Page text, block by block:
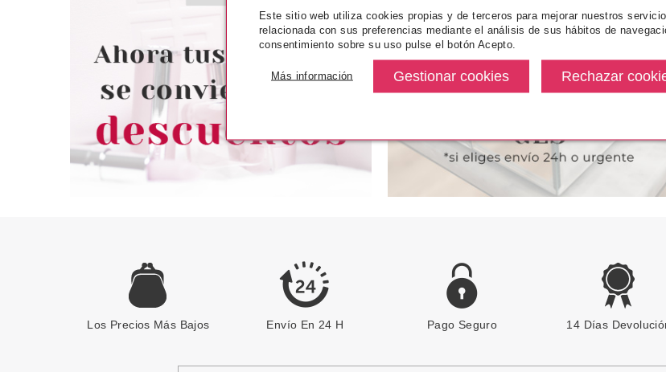
ML
-47% 25.99€
MATIFICANTE CREMA
ALISADORA DE ARRUGAS E
IMPERFECCIONES 50 ML
-46% 34.81€
Los Precios Más Bajos Envío En 24 H Pago Seguro 14 Días
Este sitio web utiliza cookies propias y de terceros para mejorar nuestros
relacionada con sus preferencias mediante el análisis de sus hábitos de
consentimiento sobre su uso pulse el botón Acepto.
Más información